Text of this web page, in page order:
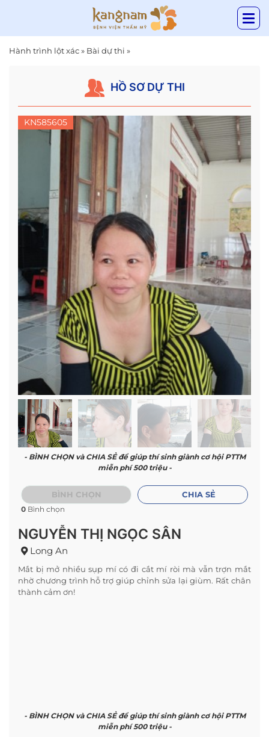
Hành trình lột xác» Bài dự thi »
HỒ SƠ DỰ THI
KN585605
- BÌNH CHỌN và CHIA SẺ để giúp thí sinh giành cơ hội PTTM
miễn phí 500 triệu -
BÌNH CHỌN
0 Bình chọn
CHIA SẺ
NGUYỄN THỊ NGỌC SÂN
Long An
Mắt bị mở nhiều sụp mí có đi cắt mí ròi mà vẫn trợn mắt
nhờ chương trình hỗ trợ giúp chỉnh sửa lại giùm. Rất chân
thành cảm ơn!
- BÌNH CHỌN và CHIA SẺ để giúp thí sinh giành cơ hội PTTM
miễn phí 500 triệu -